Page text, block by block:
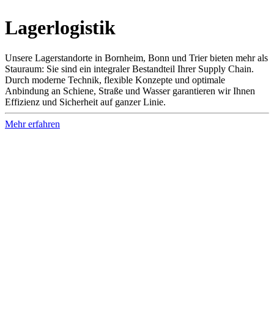
Lager­logistik
Unsere Lagerstandorte in Bornheim, Bonn und Trier bieten mehr als
Stauraum: Sie sind ein integraler Bestandteil Ihrer Supply Chain.
Durch moderne Technik, flexible Konzepte und optimale
Anbindung an Schiene, Straße und Wasser garantieren wir Ihnen
Effizienz und Sicherheit auf ganzer Linie.
Mehr erfahren